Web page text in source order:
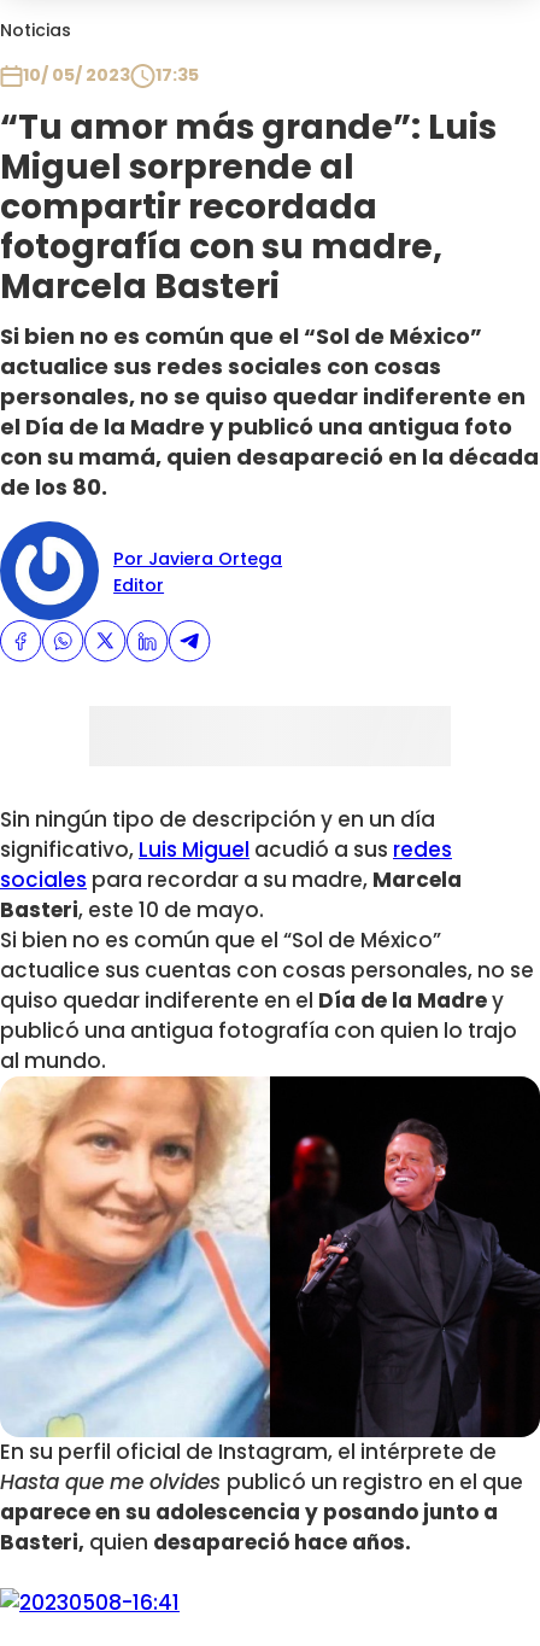
Noticias
10/ 05/ 2023
17:35
“Tu amor más grande”: Luis
Miguel sorprende al
compartir recordada
fotografía con su madre,
Marcela Basteri
Si bien no es común que el “Sol de México”
actualice sus redes sociales con cosas
personales, no se quiso quedar indiferente en
el Día de la Madre y publicó una antigua foto
con su mamá, quien desapareció en la década
de los 80.
Por Javiera Ortega
Editor
Sin ningún tipo de descripción y en un día
significativo, Luis Miguel acudió a sus redes
sociales para recordar a su madre, Marcela
Basteri, este 10 de mayo.
Si bien no es común que el “Sol de México”
actualice sus cuentas con cosas personales, no se
quiso quedar indiferente en el Día de la Madrey
publicó una antigua fotografía con quien lo trajo
al mundo.
En su perfil oficial de Instagram, el intérprete de
Hasta que me olvides publicó un registro en el que
aparece en su adolescencia y posando junto a
Basteri, quien desapareció hace años.
Plan Perfecto
El Tiempo
Sabingo
Todos Los Programas